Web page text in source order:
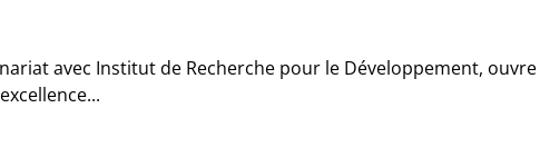
avec Institut de Recherche pour le Développement, ouvre